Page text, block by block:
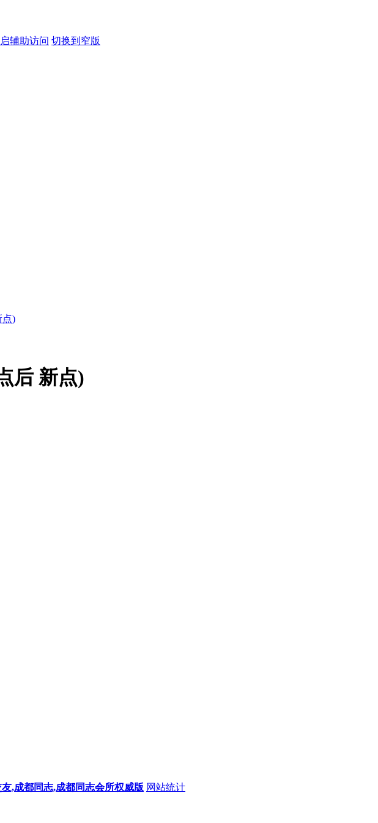
辅助访问 切换到窄版
点)
后 新点)
,成都同志,成都同志会所权威版 网站统计